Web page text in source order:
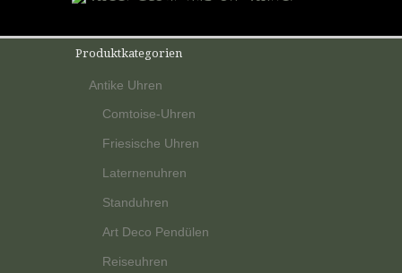
Produktkategorien
Antike Uhren
Comtoise-Uhren
Friesische Uhren
Laternenuhren
Standuhren
Art Deco Pendülen
Reiseuhren